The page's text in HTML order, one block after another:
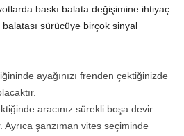
baskı balata değişimine ihtiyaç
sürücüye birçok sinyal
ayağınızı frenden çektiğinizde
aracınız sürekli boşa devir
Ayrıca şanzıman vites seçiminde